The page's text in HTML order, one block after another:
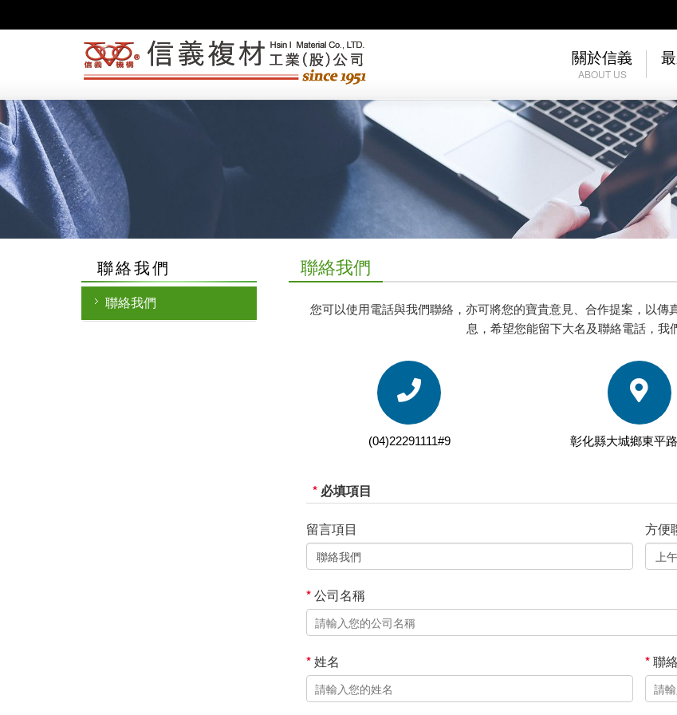
關於信義
ABOUT US
公司簡介
公司沿革
最
聯絡我們
聯絡我們
聯絡我們
您可以使用電話與我們聯絡，亦可將您的寶貴意見、合作提案，以
息，希望您能留下大名及聯絡電話，我
(04)22291111#9 彰化縣大城鄉東平
* 必填項目
留言項目 方便
*公司名稱
*姓名 *聯